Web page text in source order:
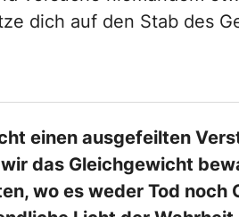
dich auf den Stab des
einen ausgefeilten
das Gleichgewicht
wo es weder Tod noch